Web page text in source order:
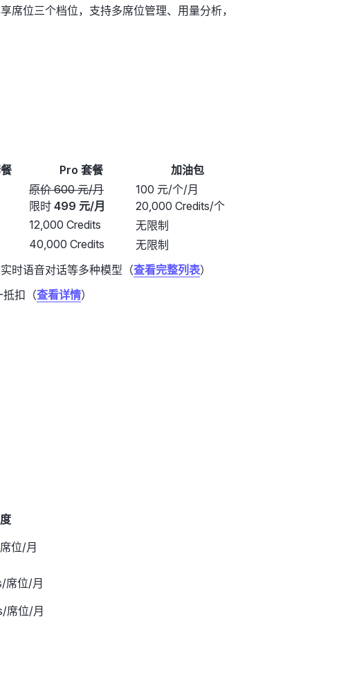
席位三个档位，支持多席位管理、用量分析，
Pro 套餐
加油包
原价 600 元/月
限时 499 元/月
100 元/个/月
20,000 Credits/个
12,000 Credits
无限制
40,000 Credits
无限制
时语音对话等多种模型（查看完整列表）
抵扣（查看详情）
位/月
席位/月
席位/月